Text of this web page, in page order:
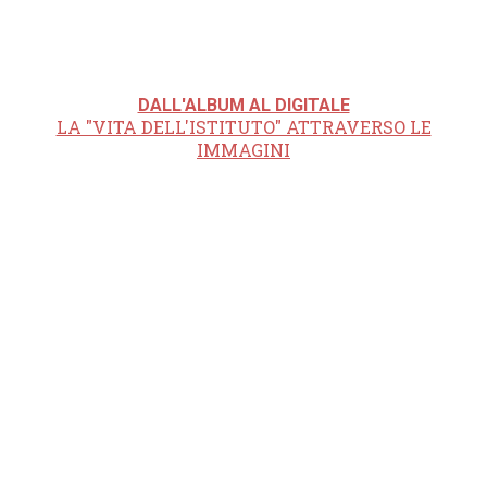
DALL'ALBUM AL DIGITALE
LA "VITA DELL'ISTITUTO" ATTRAVERSO LE
IMMAGINI